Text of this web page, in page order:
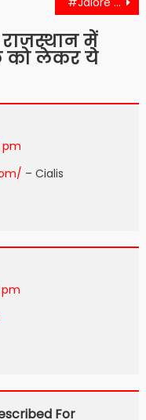
में
को लेकर ये
pm
– Cialis
pm
For